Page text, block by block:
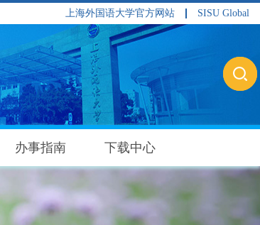
上海外国语大学官方网站 SISU Global
办事指南 下载中心